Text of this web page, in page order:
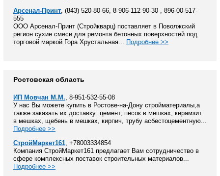
Арсенал-Принт, (843) 520-80-66, 8-906-112-90-30 , 896-00-517-
555
ООО Арсенал-Принт (Стройкварц) поставляет в Поволжский
регион сухие смеси для ремонта бетонных поверхностей под
торговой маркой Гора Хрустальная... Подробнее >>
Ростовская область
ИП Мовчан М.М., 8-951-532-55-08
У нас Вы можете купить в Ростове-на-Дону стройматериалы,а
также заказать их доставку: цемент, песок в мешках, керамзит
в мешках, щебень в мешках, кирпич, трубу асбестоцементную...
Подробнее >>
СтройМаркет161, +78003334854
Компания СтройМаркет161 предлагает Вам сотрудничество в
сфере комплексных поставок строительных материалов...
Подробнее >>